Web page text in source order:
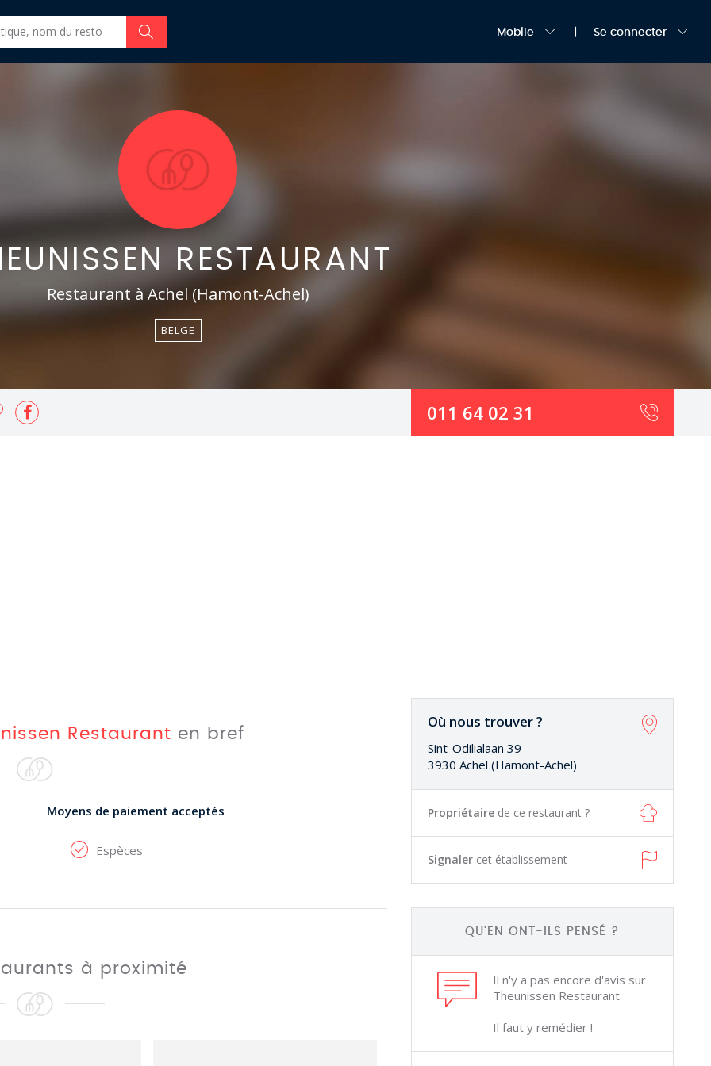
Mobile Se connecter
RESTAURANT
Restaurant à Achel (Hamont-Achel)
BELGE
011 64 02 31
Où nous trouver ?
Sint-Odilialaan 39
3930 Achel (Hamont-Achel)
Propriétaire de ce restaurant ?
Signaler cet établissement
QU'EN ONT-ILS PENSÉ ?
Il n'y a pas encore d'avis sur
Theunissen Restaurant.
Il faut y remédier !
Restaurant en bref
Moyens de paiement acceptés
Espèces
à proximité